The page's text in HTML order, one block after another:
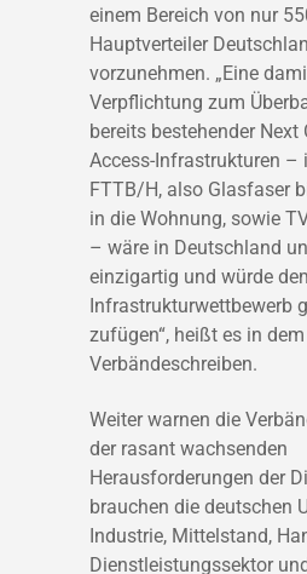
einem Bereich von nur
Hauptverteiler
vorzunehmen. „Eine
Verpflichtung zum
bereits bestehender Next
Access-Infrastrukturen –
FTTB/H, also Glasfaser
in die Wohnung, sowie
– wäre in Deutschland
einzigartig und würde
Infrastrukturwettbewerb
zufügen“, heißt es in dem
Verbändeschreiben.
Weiter warnen die
der rasant wachsenden
Herausforderungen der
brauchen die deutschen
Industrie, Mittelstand,
Dienstleistungssektor